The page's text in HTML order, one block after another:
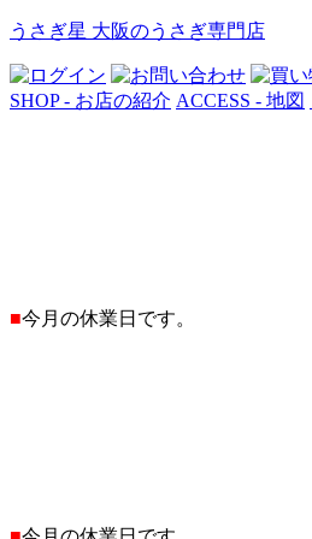
うさぎ星 大阪のうさぎ専門店
SHOP - お店の紹介 ACCESS - 地図
■今月の休業日です。